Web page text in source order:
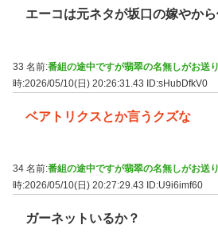
エーコは元ネタが坂口の嫁やか
33 名前:番組の途中ですが翡翠の名無しがお送
時:2026/05/10(日) 20:26:31.43 ID:sHubDfkV0
ベアトリクスとか言うクズな
34 名前:番組の途中ですが翡翠の名無しがお送
時:2026/05/10(日) 20:27:29.43
ID:U9i6imf60
ガーネットいるか？